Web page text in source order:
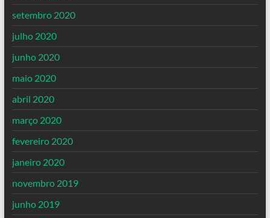
setembro 2020
julho 2020
junho 2020
maio 2020
abril 2020
março 2020
fevereiro 2020
janeiro 2020
novembro 2019
junho 2019